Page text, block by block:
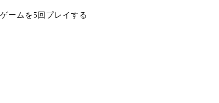
ゲームを5回プレイする